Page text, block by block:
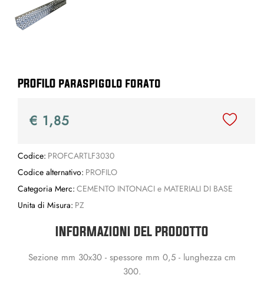
PROFILO paraspigolo forato
€ 1,85
Codice: PROFCARTLF3030
Codice alternativo: PROFILO
Categoria Merc: CEMENTO INTONACI e MATERIALI DI BASE
Unita di Misura: PZ
INFORMAZIONI DEL PRODOTTO
Sezione mm 30x30 - spessore mm 0,5 - lunghezza cm
300.